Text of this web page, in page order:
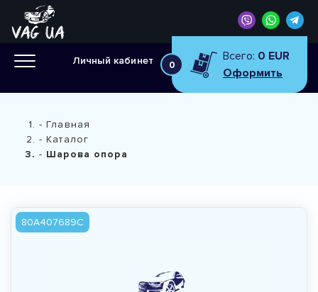
Личный кабинет 0
Всего: 0 EUR
Оформить
Главная
Каталог
Шарова опора
80A407689C